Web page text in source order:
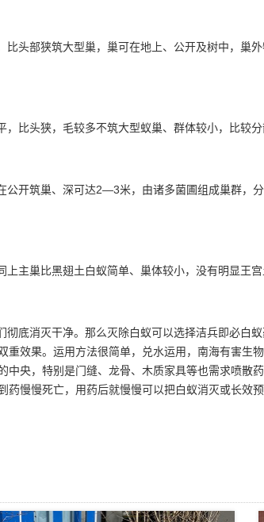
头部狭筑大型巢，巢可在地上、公开及树中，巢
，比头狭，毛较多不筑大型蚁巢、群体较小，比较
开筑巢、深可达2—3米，由诸多菌圃组成巢群，
主巢比黑翅土白蚁简单、巢体较小，没有明显王
底消灭干净。那么灭除白蚁可以选择洁兵即必白蚁
效果。运用方法很简单，兑水运用，南海有害生
央，特别是门缝、龙骨、木质家具等也需求喷散
慢慢死亡，用药后就慢慢可以把白蚁消灭或长效预